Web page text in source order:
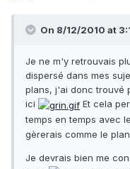
On 8/12/2010 at
Je ne m'y retrouvais
dispersé dans mes
plans, j'ai donc trouvé
ici
Et cela
temps en temps avec
gèrerais comme le
Je devrais bien me